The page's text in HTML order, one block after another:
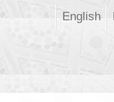
English